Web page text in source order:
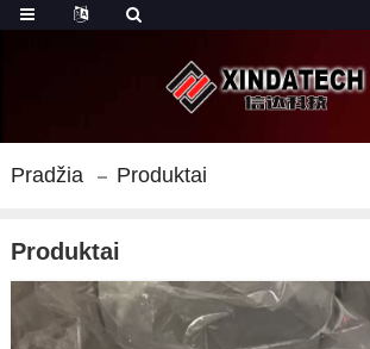
Pradžia Produktai
Produktai